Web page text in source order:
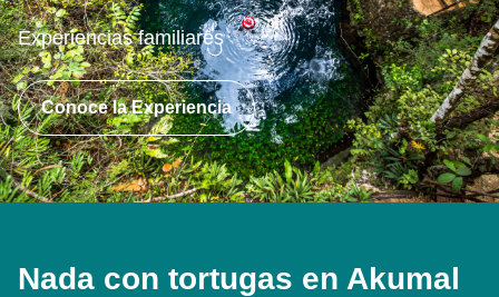
Experiencias familiares
Conoce la Experiencia
Nada con tortugas en Akumal